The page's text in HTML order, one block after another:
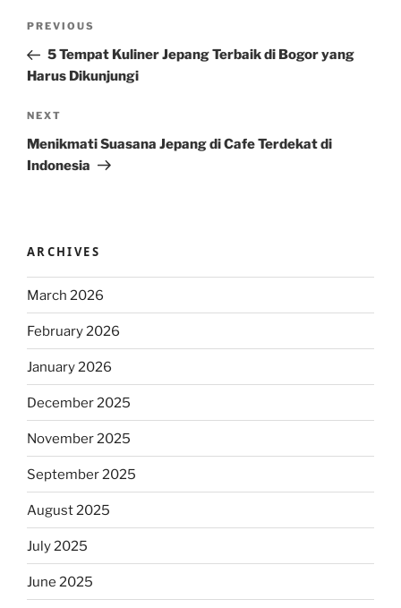
Previous
Post
PREVIOUS
5 Tempat Kuliner Jepang Terbaik di Bogor yang
Harus Dikunjungi
Next
Post
NEXT
Menikmati Suasana Jepang di Cafe Terdekat di
Indonesia
ARCHIVES
March 2026
February 2026
January 2026
December 2025
November 2025
September 2025
August 2025
July 2025
June 2025